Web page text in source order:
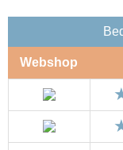
Webshop